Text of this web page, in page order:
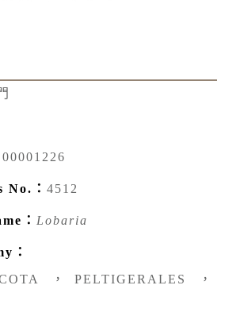
： 4512
： Lobaria
：
，PELTIGERALES ，